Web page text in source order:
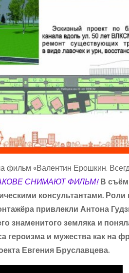
фильм «Валентин Ерошкин.
СНИМАЮТ ФИЛЬМ!В
консультантами.
привлекли Антона
знаменитого земляка и
героизма и мужества как на
Евгения Бруславцева.